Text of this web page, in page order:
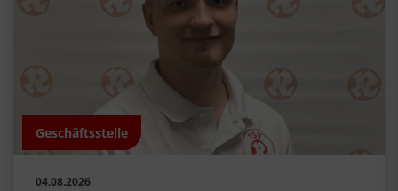
Geschäftsstelle
04.08.2026